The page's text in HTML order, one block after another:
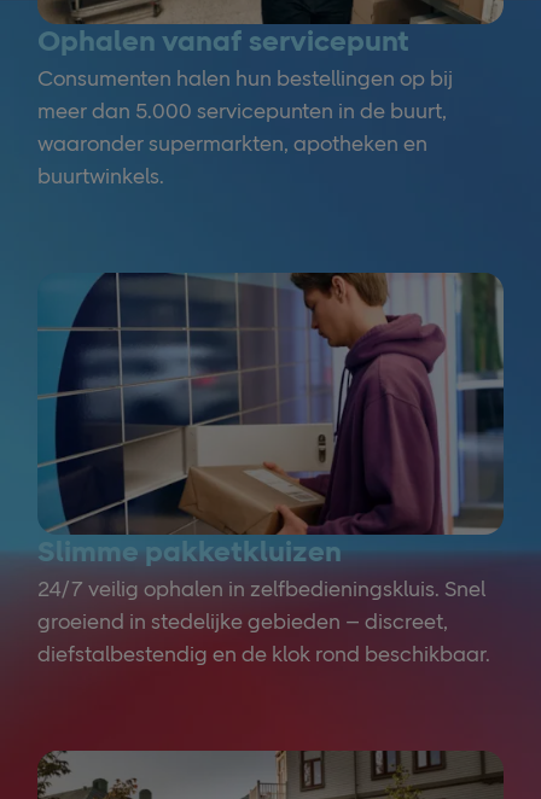
Ophalen vanaf servicepunt
Consumenten halen hun bestellingen op bij
meer dan 5.000 servicepunten in de buurt,
waaronder supermarkten, apotheken en
buurtwinkels.
Slimme pakketkluizen
24/7 veilig ophalen in zelfbedieningskluis. Snel
groeiend in stedelijke gebieden – discreet,
diefstalbestendig en de klok rond beschikbaar.